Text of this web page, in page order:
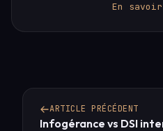
En
ARTICLE PRÉCÉDENT
Infogérance vs DSI